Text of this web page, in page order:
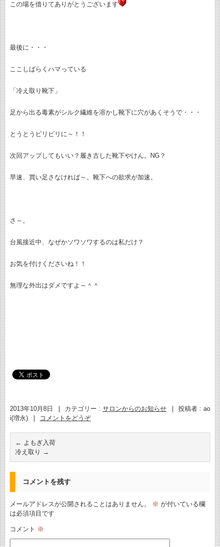
この場を借りてありがとうございます
最後に・・・
ここしばらくハマっている
「冷え取り靴下」
足から出る毒素がシルク繊維を溶かし靴下に穴があくそうで・・・
とうとうビリビリに～！！
次回アップしてもいい？履き古した靴下やけん。NG？
早速、買い足さなければ～。靴下への欲求が加速。
さ～。
台風接近中、なぜかソワソワするのは私だけ？
お気を付けくださいね！！
無理な外出はダメですよ～＾＾
2013年10月8日 カテゴリー : サロンからのお知らせ
投稿者 : ao
i(増永)
コメントをどうぞ
← よもぎ入荷
冷え取り →
コメントを残す
メールアドレスが公開されることはありません。 ※ が付いている欄
は必須項目です
コメント ※